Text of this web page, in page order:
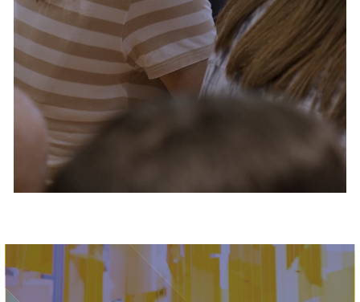
Servizi e accessibilità
Contatti
FAQ
Biglietti
Immagine